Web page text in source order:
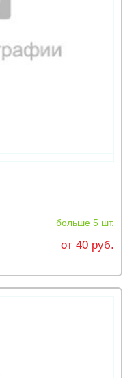
больше 5 шт.
от 40 руб.